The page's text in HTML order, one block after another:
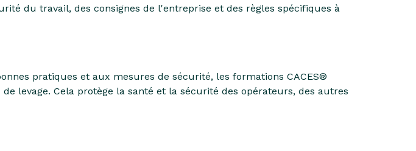
du travail, des consignes de l'entreprise et des règles spécifiques à
pratiques et aux mesures de sécurité, les formations CACES®
levage. Cela protège la santé et la sécurité des opérateurs, des autres